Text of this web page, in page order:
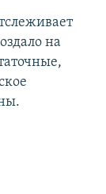
на